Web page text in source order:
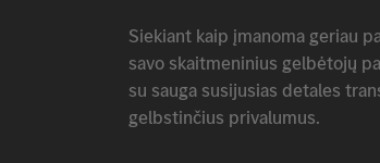
Siekiant kaip įmanoma geriau
savo skaitmeninius gelbėtojų
su sauga susijusias detales
gelbstinčius privalumus.